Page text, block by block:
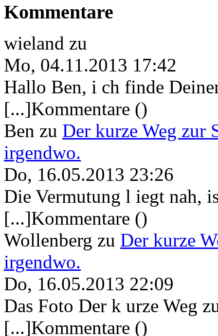
Kommentare
wieland zu
Mo, 04.11.2013 17:42
Hallo Ben, i ch finde
[...]Kommentare ()
Ben zu Der kurze Weg zur
irgendwo.
Do, 16.05.2013 23:26
Die Vermutung l iegt nah,
[...]Kommentare ()
Wollenberg zu Der kurze
irgendwo.
Do, 16.05.2013 22:09
Das Foto Der k urze Weg
[...]Kommentare ()